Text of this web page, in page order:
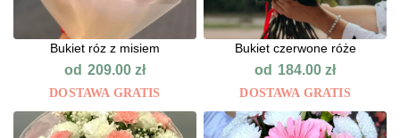
Bukiet róz z misiem
od 209.00 zł
DOSTAWA GRATIS
Bukiet czerwone róże
od 184.00zł
DOSTAWA GRATIS